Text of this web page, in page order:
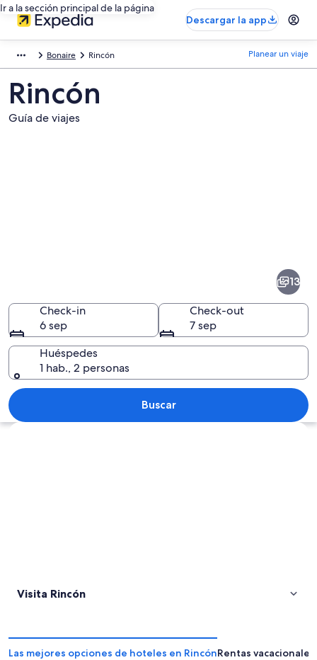
Ir a la sección principal de la página
Descargar la app
Bonaire Rincón Planear un viaje
Rincón
Guía de viajes
Paisaje costero con aguas turquesas
13
Check-in
6 sep
Check-out
7 sep
Huéspedes
1 hab., 2 personas
Buscar
Explorar mapa
Visita Rincón
Las mejores opciones de hoteles en RincónRentas